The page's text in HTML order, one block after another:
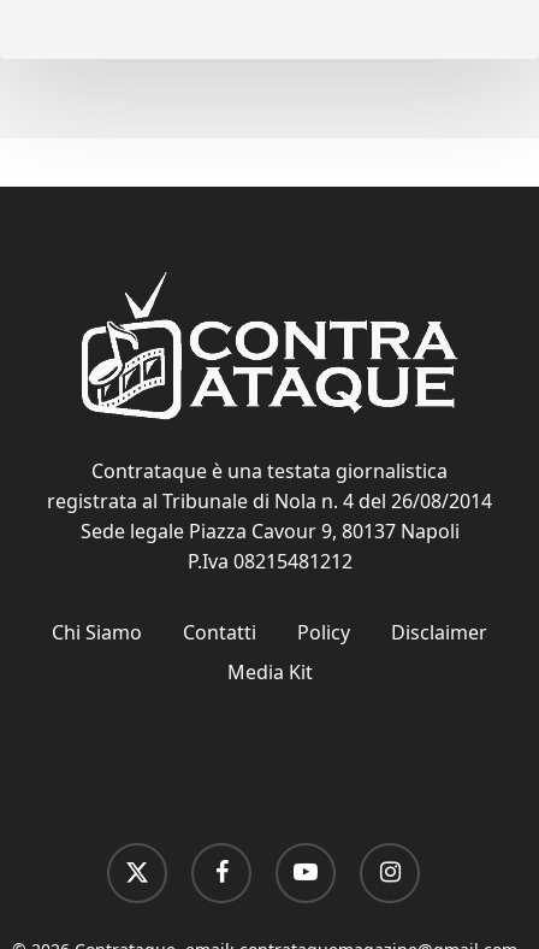
Contrataque è una testata giornalistica
registrata al Tribunale di Nola n. 4 del 26/08/2014
Sede legale Piazza Cavour 9, 80137 Napoli
P.Iva 08215481212
Chi Siamo Contatti Policy
Disclaimer
Media Kit
x-
twitter
facebook youtube instagram